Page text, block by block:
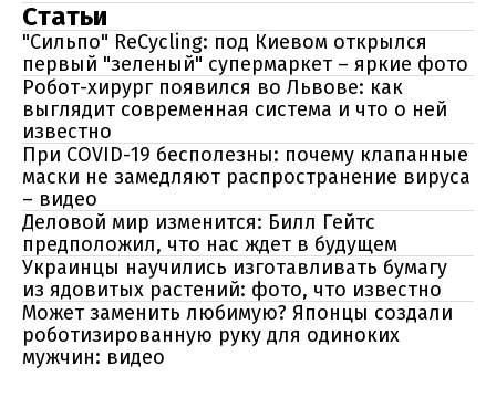
Статьи
"Сильпо" ReCycling: под Киевом открылся
первый "зеленый" супермаркет – яркие фото
Робот-хирург появился во Львове: как
выглядит современная система и что о ней
известно
При COVID-19 бесполезны: почему клапанные
маски не замедляют распространение вируса
– видео
Деловой мир изменится: Билл Гейтс
предположил, что нас ждет в будущем
Украинцы научились изготавливать бумагу
из ядовитых растений: фото, что известно
Может заменить любимую? Японцы создали
роботизированную руку для одиноких
мужчин: видео